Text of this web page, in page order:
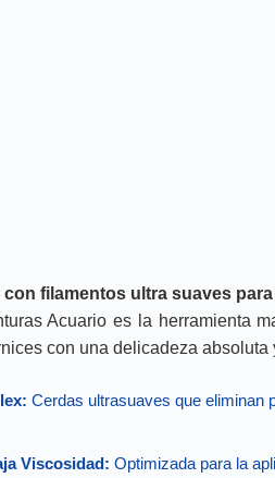
filamentos ultra suaves
Acuario es la herramienta
con una delicadeza absoluta
Cerdas ultrasuaves que eliminan
Viscosidad: Optimizada para la